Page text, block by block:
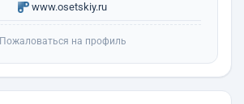
www.osetskiy.ru
Пожаловаться на профиль